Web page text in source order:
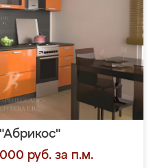
руб. за п.м.